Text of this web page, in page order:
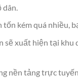
tốn kém quá nhiều,
sẽ xuất hiện tại
nền tảng trực